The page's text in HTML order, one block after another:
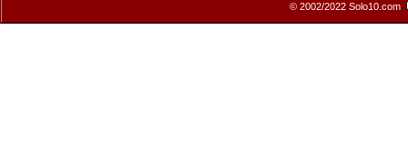
© 2002/2022 Solo10.com